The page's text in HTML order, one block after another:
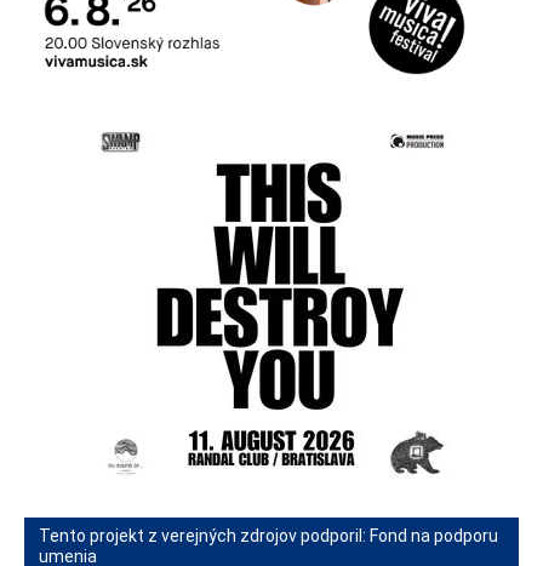
Tento projekt z verejných zdrojov podporil: Fond na podporu
umenia